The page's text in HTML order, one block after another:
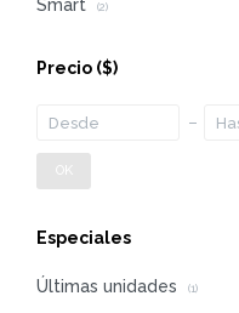
Smart (2)
Precio ($)
OK
Especiales
Últimas unidades (1)